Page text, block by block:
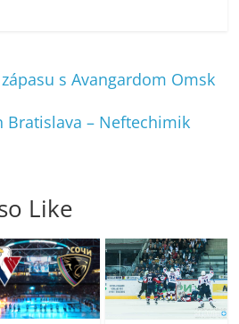
s Avangardom Omsk
Bratislava – Neftechimik
Like